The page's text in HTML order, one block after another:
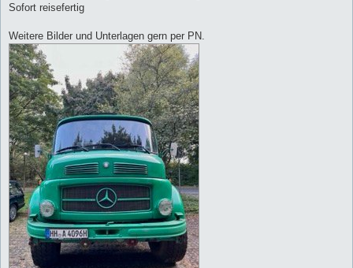
Sofort reisefertig
Weitere Bilder und Unterlagen gern per PN.